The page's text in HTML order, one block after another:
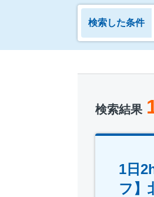
検索した条件
検索結果
1日
フ】